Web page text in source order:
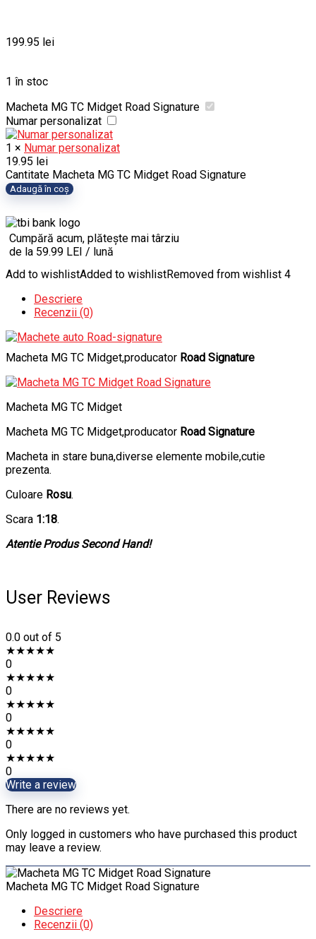
199.95 lei
1 în stoc
Macheta MG TC Midget Road Signature
Numar personalizat
1 × Numar personalizat
19.95 lei
Cantitate Macheta MG TC Midget Road Signature
Adaugă în coș
Cumpără acum, plătește mai târziu
de la 59.99 LEI / lună
Add to wishlistAdded to wishlistRemoved from wishlist 4
Descriere
Recenzii (0)
Macheta MG TC Midget,producator Road Signature
Macheta MG TC Midget
Macheta MG TC Midget,producator Road Signature
Macheta in stare buna,diverse elemente mobile,cutie
prezenta.
Culoare Rosu.
Scara 1:18.
Atentie Produs Second Hand!
User Reviews
0.0 out of 5
★★★★★
0
★★★★★
0
★★★★★
0
★★★★★
0
★★★★★
0
Write a review
There are no reviews yet.
Only logged in customers who have purchased this product
may leave a review.
Macheta MG TC Midget Road Signature
Descriere
Recenzii (0)